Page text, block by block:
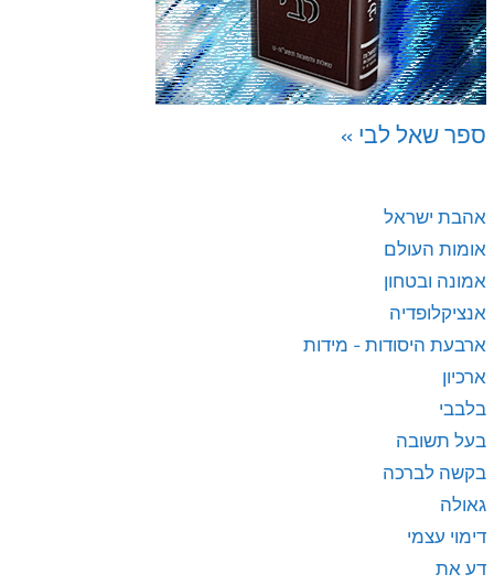
ספר שאל לבי »
אהבת ישראל
אומות העולם
אמונה ובטחון
אנציקלופדיה
ארבעת היסודות - מידות
ארכיון
בלבבי
בעל תשובה
בקשה לברכה
גאולה
דימוי עצמי
דע את